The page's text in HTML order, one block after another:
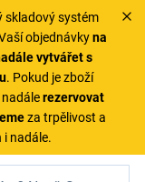
skladový systém
objednávkyna
vytvářet s
. Pokud je zboží
nadálerezervovat
za trpělivost a
i nadále.